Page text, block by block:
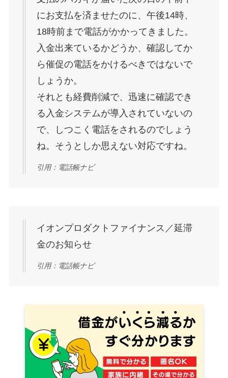
にお支払を済ませたのに、午後14時、
18時前まで電話がかかってきました。
入金出来ているかどうか、確認してか
ら催促の電話をかけるべきではないで
しょうか。
それとも経費削減で、迅速に確認でき
る入金システムが導入されていないの
で、しつこく電話をされるのでしょう
ね。そうとしか思えない対応ですね。
引用：電話帳ナビ
イオンプロダクトファイナンス／延滞
金のお知らせ
引用：電話帳ナビ